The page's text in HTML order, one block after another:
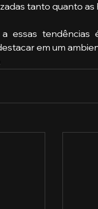
tanto quanto as
essas tendências
em um